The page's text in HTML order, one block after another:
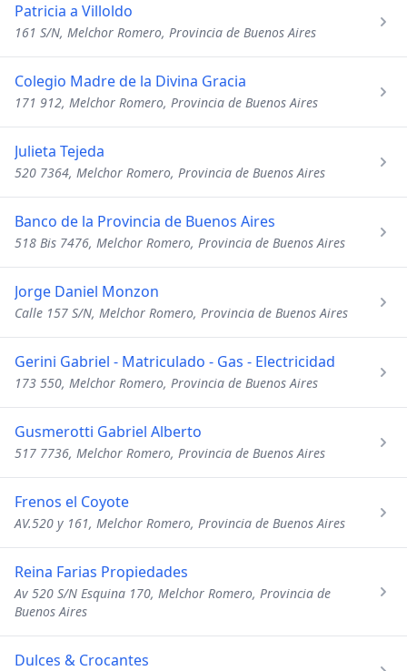
Patricia a Villoldo
161 S/N, Melchor Romero, Provincia de Buenos Aires
Colegio Madre de la Divina Gracia
171 912, Melchor Romero, Provincia de Buenos Aires
Julieta Tejeda
520 7364, Melchor Romero, Provincia de Buenos Aires
Banco de la Provincia de Buenos Aires
518 Bis 7476, Melchor Romero, Provincia de Buenos Aires
Jorge Daniel Monzon
Calle 157 S/N, Melchor Romero, Provincia de Buenos Aires
Gerini Gabriel - Matriculado - Gas - Electricidad
173 550, Melchor Romero, Provincia de Buenos Aires
Gusmerotti Gabriel Alberto
517 7736, Melchor Romero, Provincia de Buenos Aires
Frenos el Coyote
AV.520 y 161, Melchor Romero, Provincia de Buenos Aires
Reina Farias Propiedades
Av 520 S/N Esquina 170, Melchor Romero, Provincia de
Buenos Aires
Dulces & Crocantes